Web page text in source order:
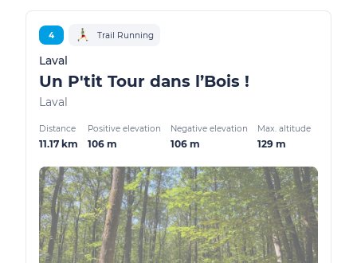
4 Trail Running
Laval
Un P'tit Tour dans l’Bois !
Laval
Distance
11.17 km
Positive elevation
106 m
Negative elevation
106 m
Max. altitude
129 m